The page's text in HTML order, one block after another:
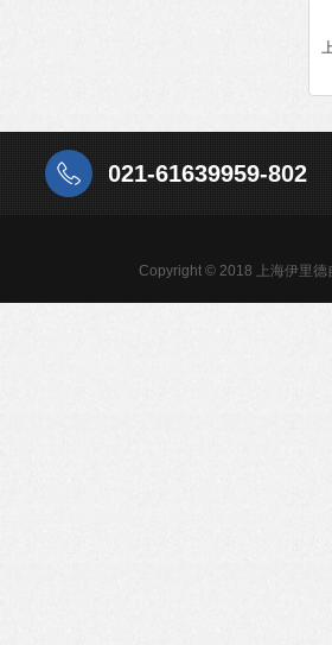
021-61639959-802
Copyright © 2018 上海伊里